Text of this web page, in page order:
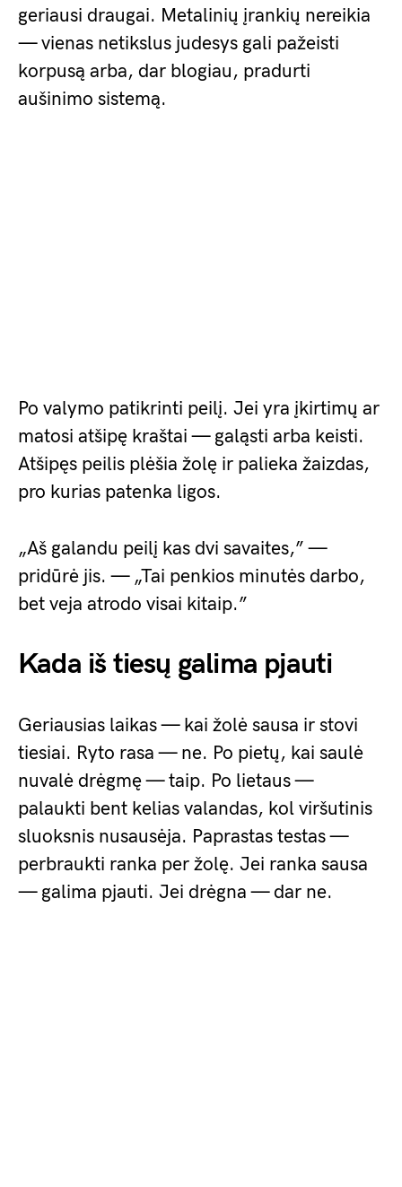
geriausi draugai. Metalinių įrankių nereikia
— vienas netikslus judesys gali pažeisti
korpusą arba, dar blogiau, pradurti
aušinimo sistemą.
Po valymo patikrinti peilį. Jei yra įkirtimų ar
matosi atšipę kraštai — galąsti arba keisti.
Atšipęs peilis plėšia žolę ir palieka žaizdas,
pro kurias patenka ligos.
„Aš galandu peilį kas dvi savaites,” —
pridūrė jis. — „Tai penkios minutės darbo,
bet veja atrodo visai kitaip.”
Kada iš tiesų galima pjauti
Geriausias laikas — kai žolė sausa ir stovi
tiesiai. Ryto rasa — ne. Po pietų, kai saulė
nuvalė drėgmę — taip. Po lietaus —
palaukti bent kelias valandas, kol viršutinis
sluoksnis nusausėja. Paprastas testas —
perbraukti ranka per žolę. Jei ranka sausa
— galima pjauti. Jei drėgna — dar ne.